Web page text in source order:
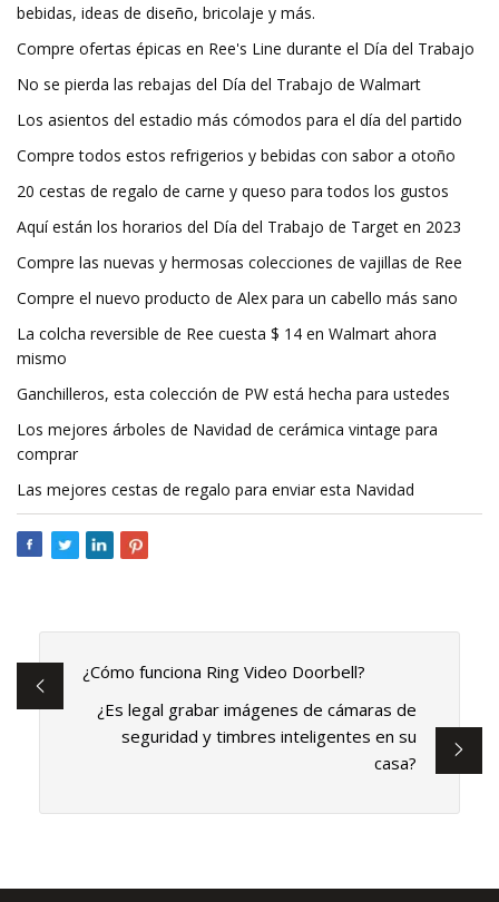
bebidas, ideas de diseño, bricolaje y más.
Compre ofertas épicas en Ree's Line durante el Día del Trabajo
No se pierda las rebajas del Día del Trabajo de Walmart
Los asientos del estadio más cómodos para el día del partido
Compre todos estos refrigerios y bebidas con sabor a otoño
20 cestas de regalo de carne y queso para todos los gustos
Aquí están los horarios del Día del Trabajo de Target en 2023
Compre las nuevas y hermosas colecciones de vajillas de Ree
Compre el nuevo producto de Alex para un cabello más sano
La colcha reversible de Ree cuesta $ 14 en Walmart ahora
mismo
Ganchilleros, esta colección de PW está hecha para ustedes
Los mejores árboles de Navidad de cerámica vintage para
comprar
Las mejores cestas de regalo para enviar esta Navidad
¿Cómo funciona Ring Video Doorbell?
¿Es legal grabar imágenes de cámaras de
seguridad y timbres inteligentes en su
casa?